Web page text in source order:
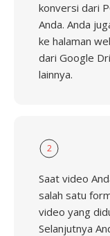
konversi dari
Anda. Anda
ke halaman
dari Google
lainnya.
2
Saat video
salah satu
video yang
Selanjutnya